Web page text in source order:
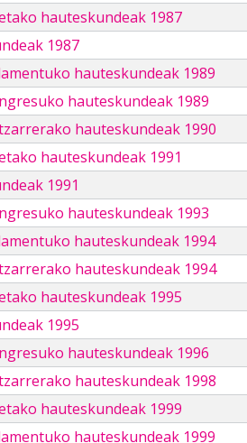
hauteskundeak 1987
1987
hauteskundeak 1989
hauteskundeak 1989
hauteskundeak 1990
hauteskundeak 1991
1991
hauteskundeak 1993
hauteskundeak 1994
hauteskundeak 1994
hauteskundeak 1995
1995
hauteskundeak 1996
hauteskundeak 1998
hauteskundeak 1999
hauteskundeak 1999